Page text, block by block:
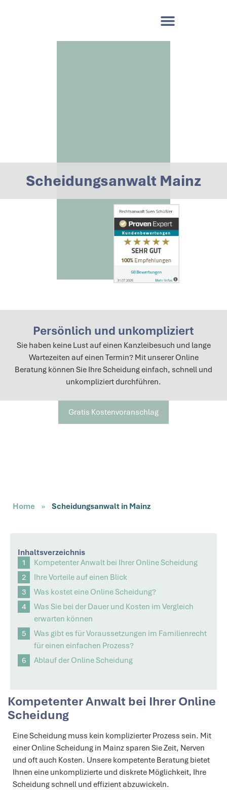
Scheidungsanwalt Mainz
Persönlich und unkompliziert
Sie haben keine Lust auf einen Kanzleibesuch und lange
Wartezeiten auf einen Termin? Mit unserer Online
Beratung können Sie Ihre Scheidung einfach, schnell und
unkompliziert durchführen.
Gratis Kostenvoranschlag
Home » Scheidungsanwalt in Mainz
Inhaltsverzeichnis
Kompetenter Anwalt bei Ihrer Online Scheidung
Ihre Vorteile auf einen Blick
Was kostet eine Online Scheidung?
Was Sie bei der Dauer und Kosten im Vergleich
erwarten können
Was gibt es für Voraussetzungen im Familienrecht
für einen einfachen Prozess?
Ablauf der Online Scheidung
Kompetenter Anwalt bei Ihrer Online
Scheidung
Eine Scheidung muss kein komplizierter Prozess sein. Mit
einer Online Scheidung in Mainz sparen Sie Zeit, Nerven
und oft auch Kosten. Unsere kompetente Beratung bietet
Ihnen eine unkomplizierte und diskrete Möglichkeit, Ihre
Scheidung schnell und effizient abzuwickeln.